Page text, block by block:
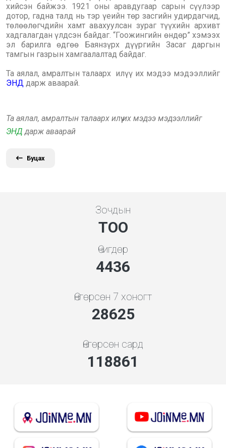
хийсэн байжээ. 1921 оны аравдугаар сарын сүүлээр
дотор, гадна талд нь тэр үеийн төр засгийн удирдагчид,
төлөөлөгчдийн хамт авахуулсан зураг түүхийн архивт
хадгалагдан үлдсэн байдаг. “Гоожингийн өндөр” хэмээх
эл барилга өдгөө Баянзүрх дүүргийн Засаг даргын
тамгын газрын хамгаалалтад байдаг.
Та аялал, амралтын талаарх илүү их мэдээ мэдээллийг
ЭНД дарж аваарай.
Та аялал, амралтын талаарх илүү их мэдээ мэдээллийг
ЭНД дарж аваарай
Буцах
Зочдын
ТОО
Өчигдөр
4778
Өнгөрсөн 7 хоногт
30827
Өнгөрсөн сард
128004